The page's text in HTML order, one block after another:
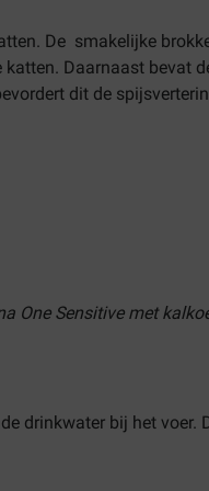
De smakelijke
Daarnaast bevat
dit de
One Sensitive met
drinkwater bij het voer.